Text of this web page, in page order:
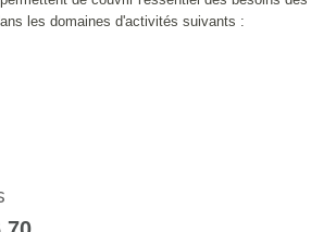
les domaines d'activités suivants :